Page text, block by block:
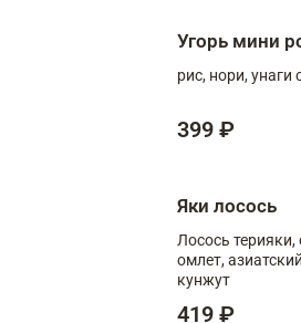
Угорь мини
рис, нори, унаги
399 ₽
Яки лосось
Лосось
омлет, азиатский соус, унаги соус,
кунжут
419 ₽